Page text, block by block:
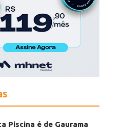
Piscina é de Gaurama